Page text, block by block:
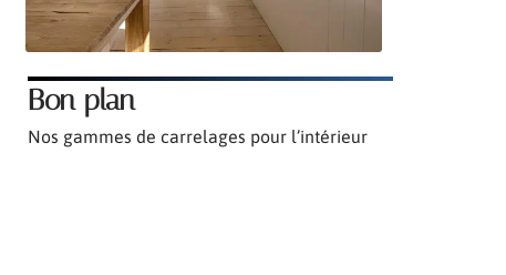
Bon plan
Nos gammes de carrelages pour l’intérieur